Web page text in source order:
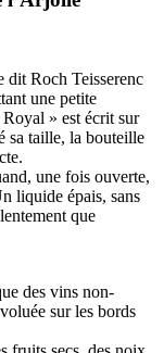
dit Roch Teisserenc
une petite
» est écrit sur
sa taille, la bouteille
une fois ouverte,
liquide épais, sans
que
des vins non-
sur les bords